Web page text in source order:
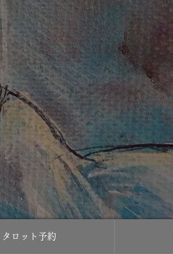
タロット予約